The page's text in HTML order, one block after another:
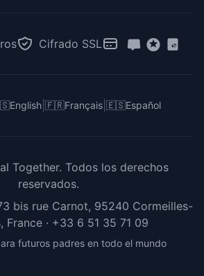
Cifrado SSL
English 🇫🇷Français 🇪🇸Español
Together. Todos los derechos
reservados.
bis rue Carnot, 95240 Cormeilles-
France · +33 6 51 35 71 09
futuros padres en todo el mundo